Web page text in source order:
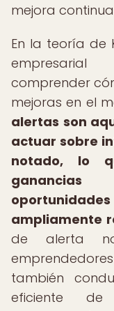
mejora
En la teoría de
comprender
mejoras en el
alertas son
actuar sobre
notado, lo
ampliamente
de alerta
también
eficiente